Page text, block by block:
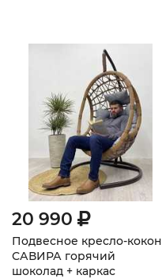
20 990
Подвесное кресло-кокон
САВИРА горячий
шоколад + каркас